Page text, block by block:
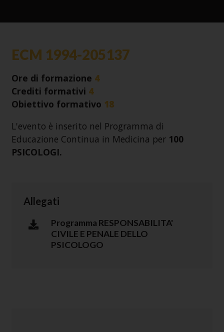
ECM 1994-205137
Ore di formazione 4
Crediti formativi 4
Obiettivo formativo 18
L'evento è inserito nel Programma di
Educazione Continua in Medicina per 100
PSICOLOGI.
Allegati
Programma RESPONSABILITA'
CIVILE E PENALE DELLO
PSICOLOGO